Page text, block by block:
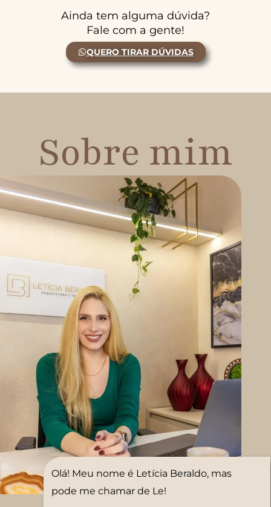
Ainda tem alguma dúvida?
Fale com a gente!
QUERO TIRAR DÚVIDAS
Sobre mim
Olá! Meu nome é Letícia Beraldo, mas
pode me chamar de Le!